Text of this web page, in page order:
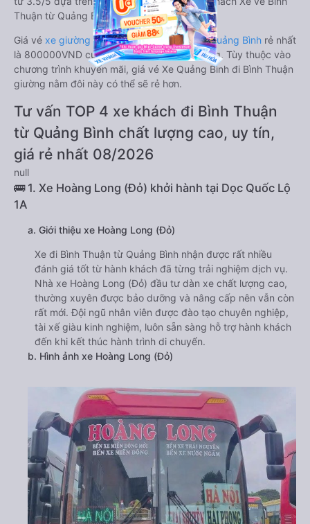
Thuận từ Quảng Bình.
Giá vé xe giường nằm đôi đi Bình Thuận từ Quảng Bình rẻ nhất
là 800000VND của hãng xe Tân Quang Dũng. Tùy thuộc vào
chương trình khuyến mãi, giá vé Xe Quảng Bình đi Bình Thuận
giường nằm đôi này có thể sẽ rẻ hơn.
Tư vấn TOP 4 xe khách đi Bình Thuận
từ Quảng Bình chất lượng cao, uy tín,
giá rẻ nhất 08/2026
null
🚌 1. Xe Hoàng Long (Đỏ) khởi hành tại Dọc Quốc Lộ
1A
a. Giới thiệu xe Hoàng Long (Đỏ)
Xe đi Bình Thuận từ Quảng Bình nhận được rất nhiều
đánh giá tốt từ hành khách đã từng trải nghiệm dịch vụ.
Nhà xe Hoàng Long (Đỏ) đầu tư dàn xe chất lượng cao,
thường xuyên được bảo dưỡng và nâng cấp nên vẫn còn
rất mới. Đội ngũ nhân viên được đào tạo chuyên nghiệp,
tài xế giàu kinh nghiệm, luôn sẵn sàng hỗ trợ hành khách
đến khi kết thúc hành trình di chuyển.
b. Hình ảnh xe Hoàng Long (Đỏ)